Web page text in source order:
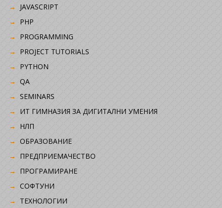
JAVASCRIPT
PHP
PROGRAMMING
PROJECT TUTORIALS
PYTHON
QA
SEMINARS
ИТ ГИМНАЗИЯ ЗА ДИГИТАЛНИ УМЕНИЯ
НЛП
ОБРАЗОВАНИЕ
ПРЕДПРИЕМАЧЕСТВО
ПРОГРАМИРАНЕ
СОФТУНИ
ТЕХНОЛОГИИ